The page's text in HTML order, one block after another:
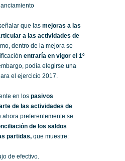
que las mejoras a las
a las actividades de
dentro de la mejora se
entraría en vigor el 1º
podía elegirse una
el ejercicio 2017.
en los pasivos
de las actividades de
ahora preferentemente se
de los saldos
partidas, que muestre:
de efectivo.